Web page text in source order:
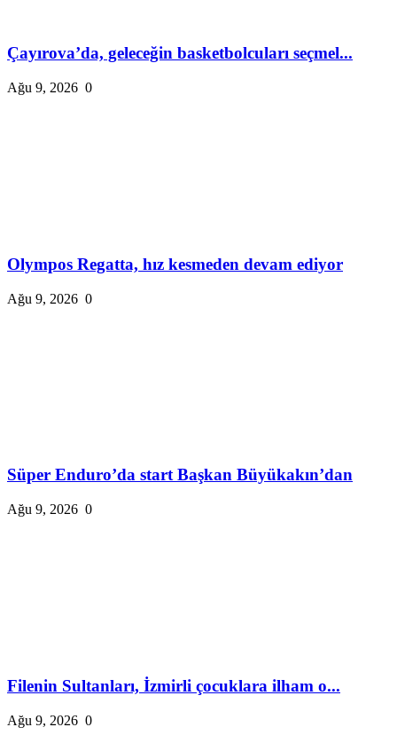
Çayırova’da, geleceğin basketbolcuları seçmel...
Ağu 9, 2026 0
Olympos Regatta, hız kesmeden devam ediyor
Ağu 9, 2026 0
Süper Enduro’da start Başkan Büyükakın’dan
Ağu 9, 2026 0
Filenin Sultanları, İzmirli çocuklara ilham o...
Ağu 9, 2026 0